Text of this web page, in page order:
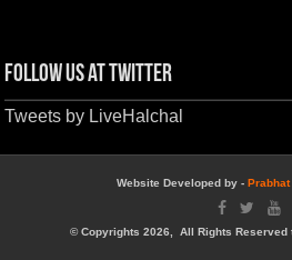
Follow us at Twitter
Tweets by LiveHalchal
Website Developed by - Prabhat
© Copyrights 2026, All Rights Reserved